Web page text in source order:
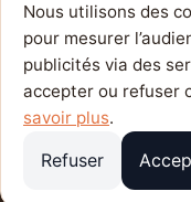
Mentions légales
Politique de
Contact
© 2026 Cuisine du
Nous utilisons des
pour mesurer
publicités via des
accepter ou refuser
savoir plus.
Refuser